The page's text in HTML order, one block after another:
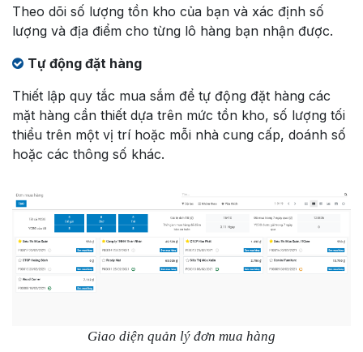
Theo dõi số lượng tồn kho của bạn và xác định số
lượng và địa điểm cho từng lô hàng bạn nhận được.
Tự động đặt hàng
Thiết lập quy tắc mua sắm để tự động đặt hàng các
mặt hàng cần thiết dựa trên mức tồn kho, số lượng tối
thiểu trên một vị trí hoặc mỗi nhà cung cấp, doánh số
hoặc các thông số khác.
Giao diện quản lý đơn mua hàng